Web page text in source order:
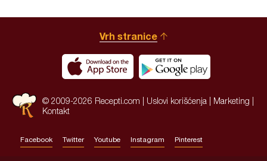
Vrh stranice
© 2009-2026 Recepti.com | Uslovi korišćenja Marketing
Kontakt
Facebook Twitter Youtube Instagram Pinterest